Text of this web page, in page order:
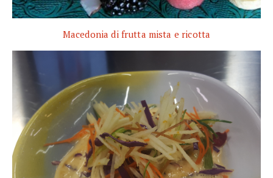
Macedonia di frutta mista e ricotta